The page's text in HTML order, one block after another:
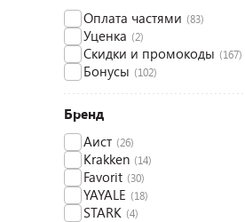
Оплата частями (83)
Уценка (2)
Скидки и промокоды (167)
Бонусы (102)
Бренд
Аист (26)
Krakken (14)
Favorit (30)
YAYALE (18)
STARK (4)